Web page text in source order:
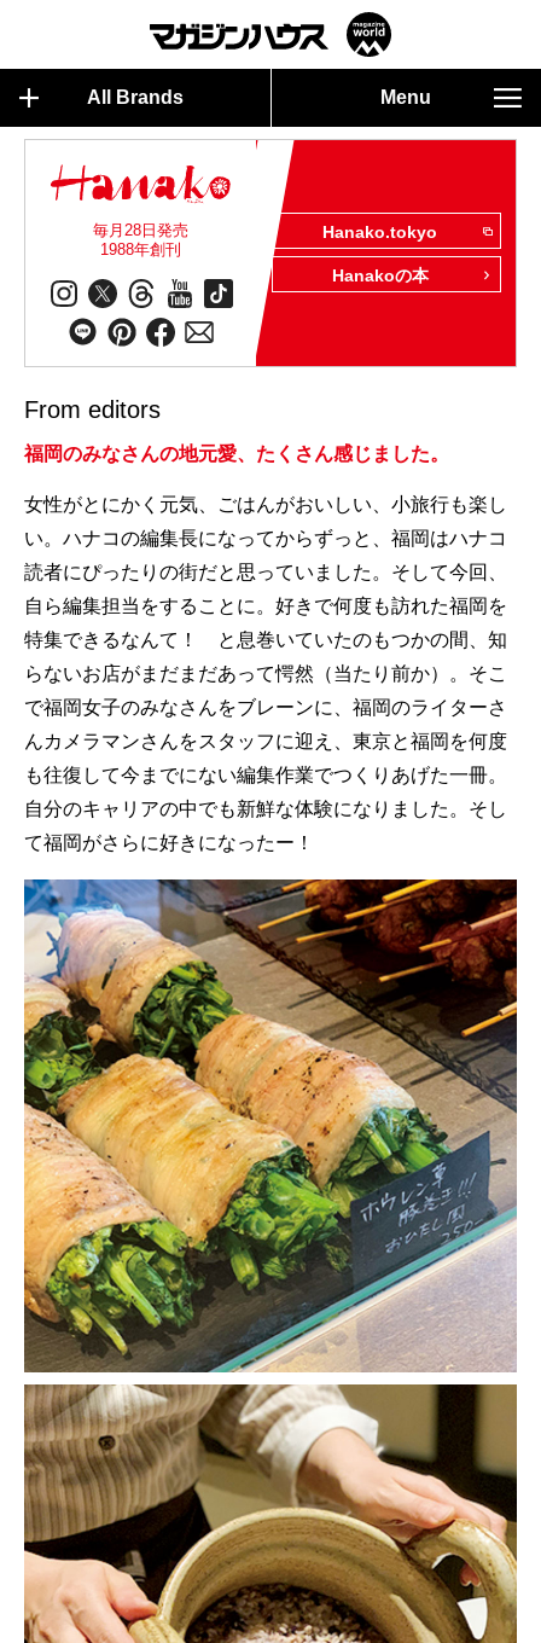
All Brands Menu
毎月28日発売
1988年創刊
Hanako.tokyo
Hanakoの本
From editors
福岡のみなさんの地元愛、たくさん感じました。
女性がとにかく元気、ごはんがおいしい、小旅行も楽し
い。ハナコの編集長になってからずっと、福岡はハナコ
読者にぴったりの街だと思っていました。そして今回、
自ら編集担当をすることに。好きで何度も訪れた福岡を
特集できるなんて！ と息巻いていたのもつかの間、知
らないお店がまだまだあって愕然（当たり前か）。そこ
で福岡女子のみなさんをブレーンに、福岡のライターさ
んカメラマンさんをスタッフに迎え、東京と福岡を何度
も往復して今までにない編集作業でつくりあげた一冊。
自分のキャリアの中でも新鮮な体験になりました。そし
て福岡がさらに好きになったー！